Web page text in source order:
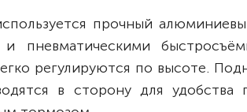
прочный
пневматическими
регулируются по высоте.
в сторону для удобства